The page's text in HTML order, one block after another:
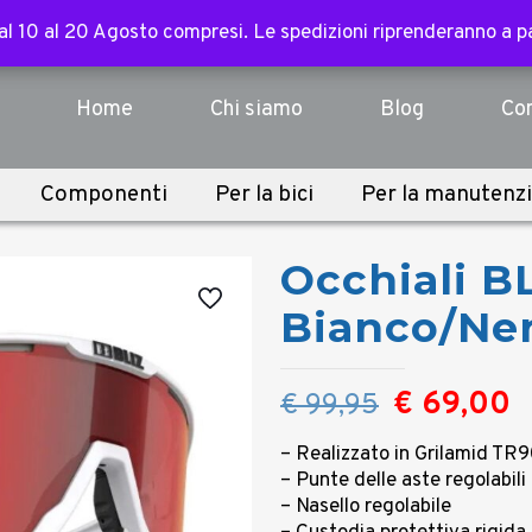
abbigliamento, componenti e sopra i 3.000€ per
Home Chi siamo Blog
Componenti Per la bici Per la
Occhiali
Bianco/
€99,95 Il
prezzo
originale
era:
€ 69,00
– Realizzato in Grilamid
– Punte delle aste regolabili
– Nasello regolabile
10 al 20 Agosto compresi. Le spedizioni riprenderanno a
10 al 20 Agosto compresi. Le spedizioni riprenderanno a